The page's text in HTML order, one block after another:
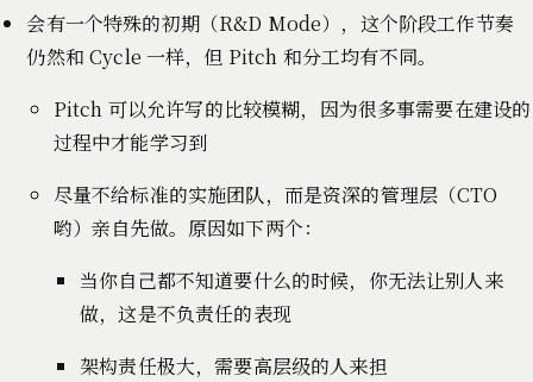
会有一个特殊的初期（R&D Mode），这个阶段工作节奏
仍然和 Cycle 一样，但 Pitch 和分工均有不同。
Pitch 可以允许写的比较模糊，因为很多事需要在建设的
过程中才能学习到
尽量不给标准的实施团队，而是资深的管理层（CTO
哟）亲自先做。原因如下两个：
当你自己都不知道要什么的时候，你无法让别人来
做，这是不负责任的表现
架构责任极大，需要高层级的人来担